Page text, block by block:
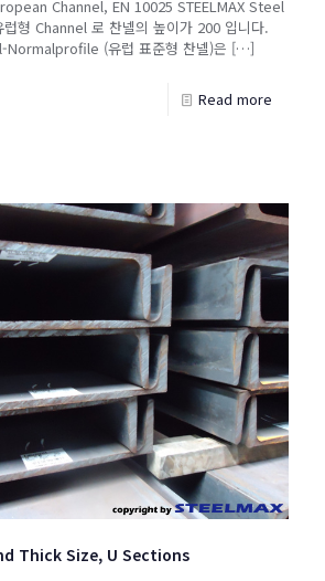
Channel, EN 10025 STEELMAX Steel
형 Channel 로 찬넬의 높이가 200 입니다.
(유럽 표준형 찬넬)은 […]
Read more
Thick Size, U Sections